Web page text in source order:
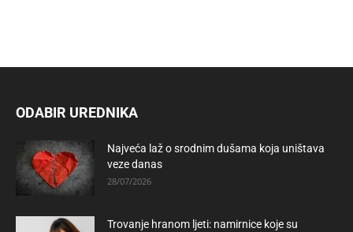
ODABIR UREDNIKA
Najveća laž o srodnim dušama koja uništava
veze danas
28/07/2026
Trovanje hranom ljeti: namirnice koje su